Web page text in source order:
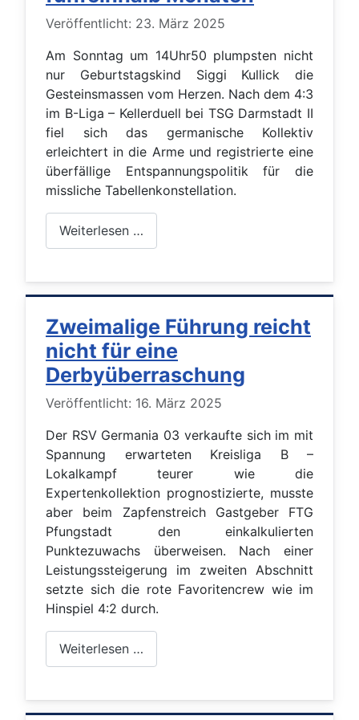
Details
Veröffentlicht: 23. März 2025
Am Sonntag um 14Uhr50 plumpsten nicht
nur Geburtstagskind Siggi Kullick die
Gesteinsmassen vom Herzen. Nach dem 4:3
im B-Liga – Kellerduell bei TSG Darmstadt II
fiel sich das germanische Kollektiv
erleichtert in die Arme und registrierte eine
überfällige Entspannungspolitik für die
missliche Tabellenkonstellation.
Weiterlesen …
Zweimalige Führung reicht
nicht für eine
Derbyüberraschung
Details
Veröffentlicht: 16. März 2025
Der RSV Germania 03 verkaufte sich im mit
Spannung erwarteten Kreisliga B –
Lokalkampf teurer wie die
Expertenkollektion prognostizierte, musste
aber beim Zapfenstreich Gastgeber FTG
Pfungstadt den einkalkulierten
Punktezuwachs überweisen. Nach einer
Leistungssteigerung im zweiten Abschnitt
setzte sich die rote Favoritencrew wie im
Hinspiel 4:2 durch.
Weiterlesen …